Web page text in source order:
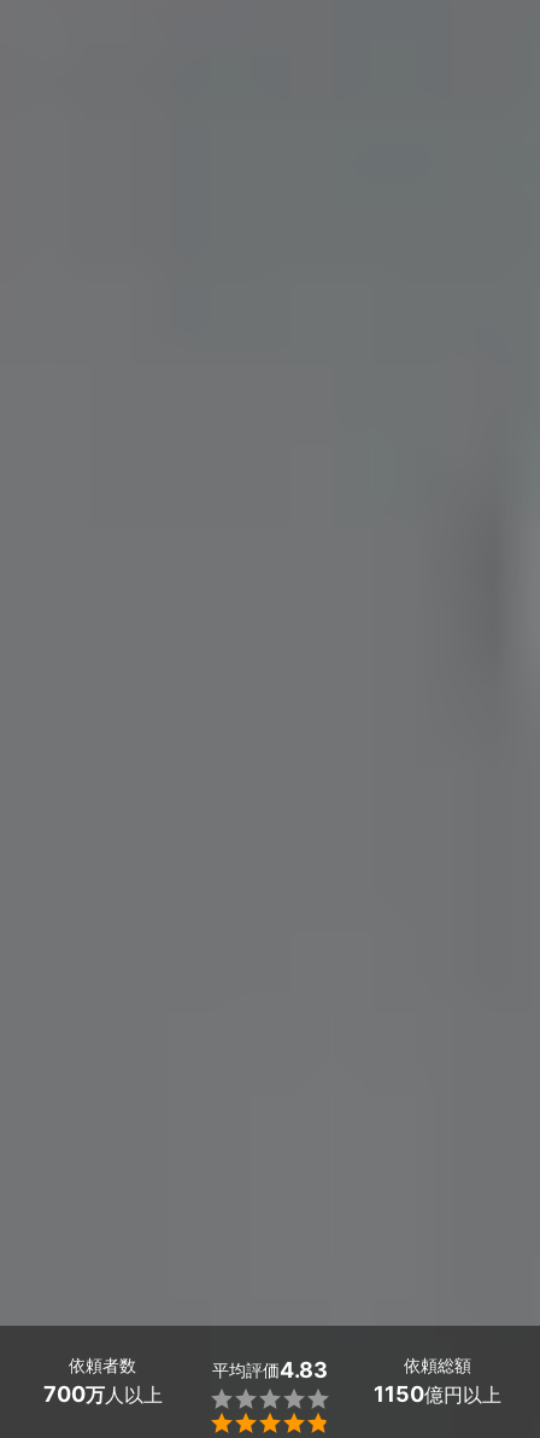
依頼者数
700万人以上
平均評価4.83


依頼総額
1150億円以上